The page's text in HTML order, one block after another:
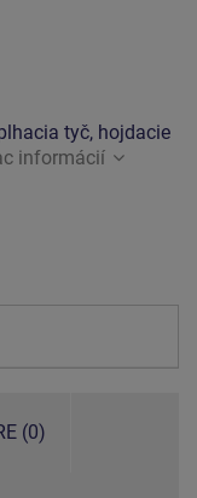
tyč, hojdacie
informácií
(0)